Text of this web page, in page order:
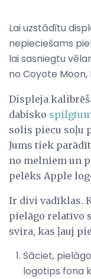
Lai uzstādītu
nepieciešams
lai sasniegtu
no Coyote Moon,
Displeja
dabisko
solis piecu soļu
Jums tiek
no melniem un
pelēks Apple
Ir divi vadīklas.
pielāgo relatīvo
svira, kas ļauj
Sāciet,
logotips fona